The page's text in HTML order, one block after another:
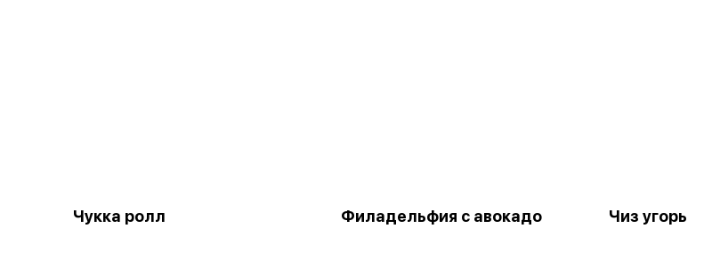
Чукка ролл Филадельфия с авокадо Чиз угорь